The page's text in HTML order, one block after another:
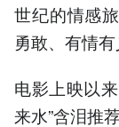
世纪的情感
勇敢、有情有
电影上映以
来水”含泪推荐